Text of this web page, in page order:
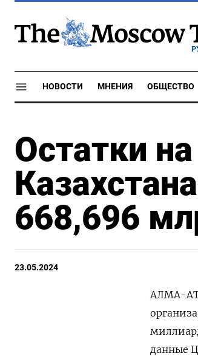
НОВОСТИ МНЕНИЯ ОБЩЕСТВО
Остатки
668,696
23.05.2024
АЛМА-
данные